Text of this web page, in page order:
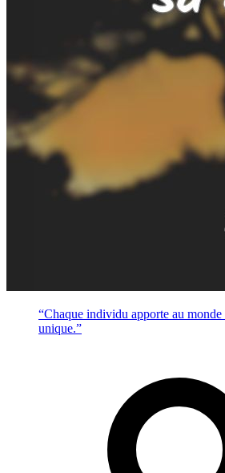
“Chaque individu apporte au
unique.”